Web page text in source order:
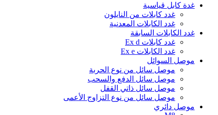
غدة كابل قياسية
غدد كابلات من النايلون
غدد الكابلات المعدنية
غدد الكابلات السابقة
غدد كابلات Ex d
غدد الكابلات Ex e
موصل السوائل
موصل سائل من نوع الحربة
موصل سائل الدفع والسحب
موصل سائل ذاتي القفل
موصل سائل من نوع التزاوج الأعمى
موصل دائري